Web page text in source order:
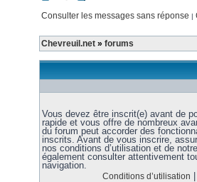
Consulter les messages sans réponse |
Chevreuil.net » forums
Vous devez être inscrit(e) avant de
rapide et vous offre de nombreux
du forum peut accorder des
inscrits. Avant de vous inscrire,
nos conditions d’utilisation et de
également consulter attentivement
navigation.
Conditions d’utilisation